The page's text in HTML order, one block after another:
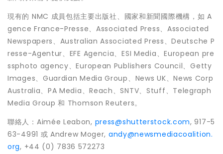
現有的 NMC 成員包括主要出版社、國家和新聞國際機構，如 A
gence France-Presse、Associated Press、Associated
Newspapers、Australian Associated Press、Deutsche P
resse-Agentur、EFE Agencia、ESI Media、European pre
ssphoto agency、European Publishers Council、Getty
Images、Guardian Media Group、News UK、News Corp
Australia、PA Media、Reach、SNTV、Stuff、Telegraph
Media Group 和 Thomson Reuters。
聯絡人：Aimée Leabon, press@shutterstock.com, 917-5
63-4991 或 Andrew Moger, andy@newsmediacoalition.
org, +44 (0) 7836 572273